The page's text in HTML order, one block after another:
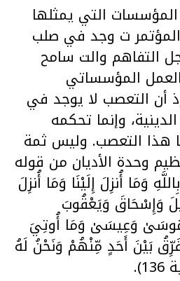
التي يمثلها
ت وجد في صلب
التفاهم والت سامح
المؤسساتي
أن التعصب لا يوجد في
وإنما تحكمه
هذا التعصب. وليس ثمة
وحدة الأديان من قوله
وَمَا أُنزِلَ إِلَيْنَا وَمَا أُنزِلَ
وَإِسْحَاقَ وَيَعْقُوبَ
مُوسَىٰ وَعِيسَىٰ وَمَا أُوتِيَ
بَيْنَ أَحَدٍ مِّنْهُمْ وَنَحْنُ لَهُ